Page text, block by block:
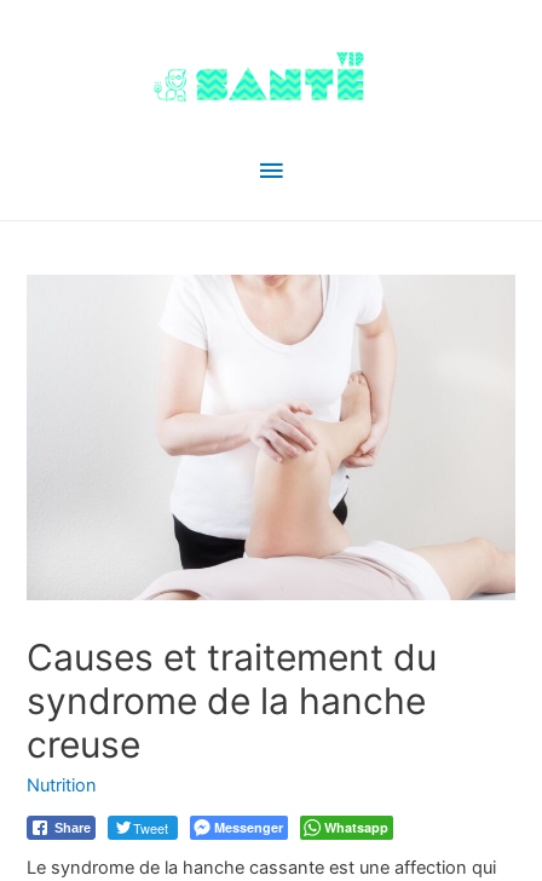
Menu
Causes et traitement du
syndrome de la hanche
creuse
Nutrition
Share Tweet Messenger Whatsapp
Le syndrome de la hanche cassante est une affection qui